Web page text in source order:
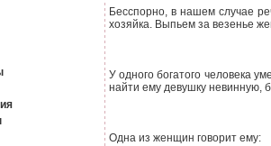
Бесспорно, в нашем случае
хозяйка. Выпьем за везенье
У одного богатого человека
найти ему девушку невинную,
Одна из женщин говорит ему: